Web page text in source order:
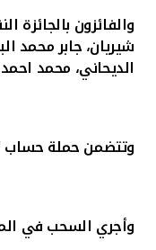
والفائزون بالجائزة النقدية بقيمة
شيريان، جابر محمد
الديحاني، محمد
وتتضمن حملة حساب
وأجري السحب في